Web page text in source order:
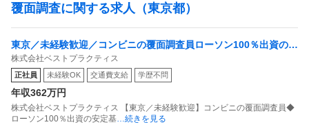
覆面調査に関する求人（東京都）
東京／未経験歓迎／コンビニの覆面調査員ローソン100％出資の安
定基盤／月５日在宅／残業月10時間
株式会社ベストプラクティス
正社員 未経験OK 交通費支給 学歴不問
年収362万円
株式会社ベストプラクティス 【東京／未経験歓迎】コンビニの覆面調査員◆
ローソン100％出資の安定基 …続きを見る